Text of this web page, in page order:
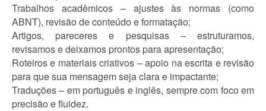
Trabalhos acadêmicos – ajustes às normas (como
ABNT), revisão de conteúdo e formatação;
Artigos, pareceres e pesquisas – estruturamos,
revisamos e deixamos prontos para apresentação;
Roteiros e materiais criativos – apoio na escrita e revisão
para que sua mensagem seja clara e impactante;
Traduções – em português e inglês, sempre com foco em
precisão e fluidez.